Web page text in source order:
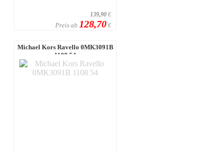
139,90 €
Preis ab 128,70 €
Michael Kors Ravello 0MK3091B
1108 54